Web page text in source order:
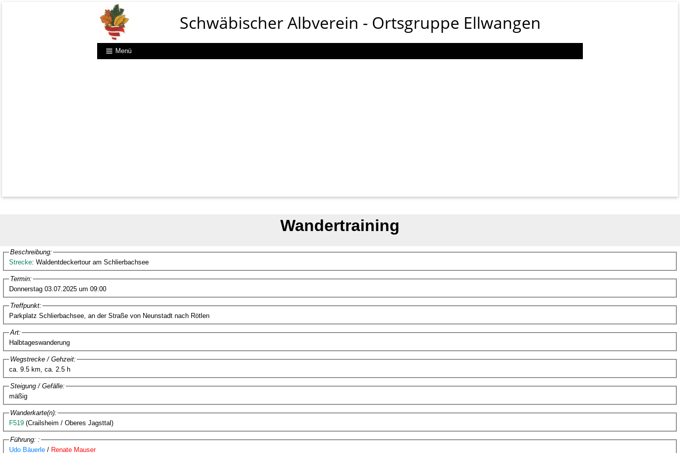
Schwäbischer Albverein Ortsgruppe Ellwangen
Menü
Wandertraining
Beschreibung:
Strecke: Waldentdeckertour am Schlierbachsee
Termin:
Donnerstag 03.07.2025 um 09:00
Treffpunkt:
Parkplatz Schlierbachsee, an der Straße von Neunstadt nach Rötlen
Art:
Halbtageswanderung
Wegstrecke / Gehzeit:
ca. 9.5 km, ca. 2.5 h
Steigung / Gefälle:
mäßig
Wanderkarte(n):
F519(Crailsheim / Oberes Jagsttal)
Führung: :
Udo Bäuerle / Renate Mauser